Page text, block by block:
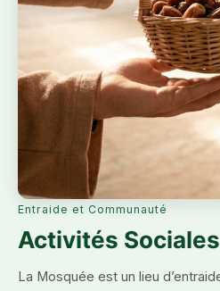
Entraide et Communauté
Activités Sociales
La Mosquée est un lieu